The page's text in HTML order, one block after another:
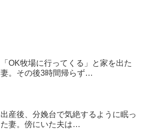
「OK牧場に行ってくる」と家を出た
妻。その後3時間帰らず…
出産後、分娩台で気絶するように眠っ
た妻。傍にいた夫は…